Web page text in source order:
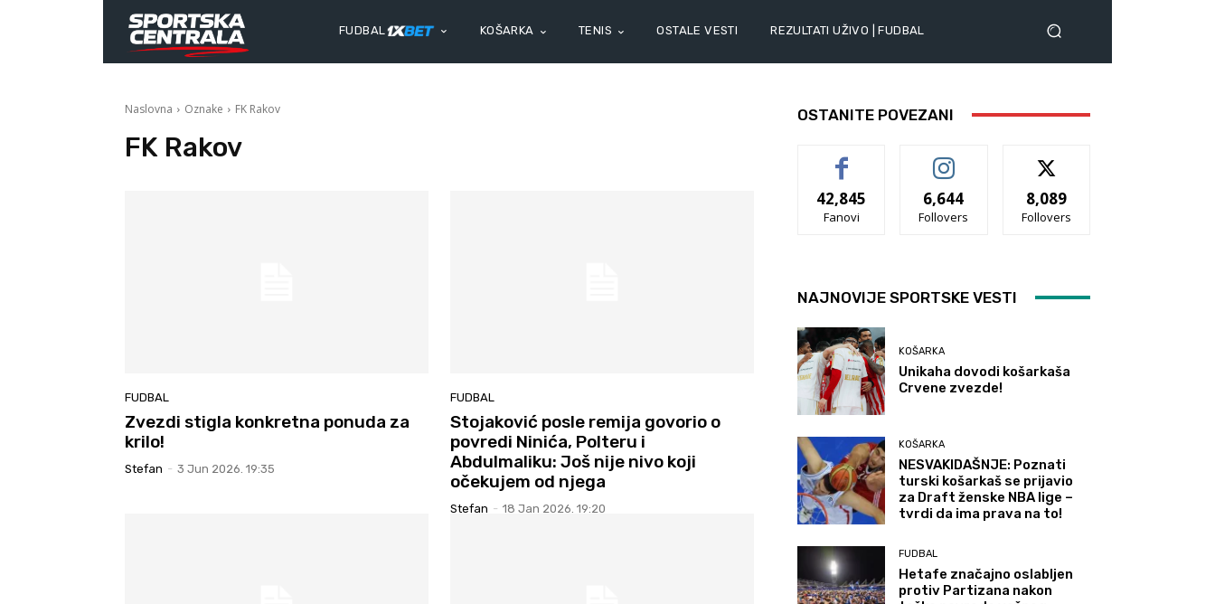
FUDBAL KOŠARKA TENIS OSTALE VESTI REZULTATI UŽIVO | FUDBAL
Naslovna Oznake FK Rakov
FK Rakov
FUDBAL
Zvezdi stigla konkretna ponuda za
krilo!
Stefan - 3 Jun 2026. 19:35
FUDBAL
Stojaković posle remija govorio o
povredi Ninića, Polteru i
Abdulmaliku: Još nije nivo koji
očekujem od njega
Stefan - 18 Jan 2026. 19:20
OSTANITE POVEZANI
42,845
Fanovi
6,644
Follovers
8,089
Follovers
NAJNOVIJE SPORTSKE VESTI
KOŠARKA
Unikaha dovodi košarkaša
Crvene zvezde!
KOŠARKA
NESVAKIDAŠNJE: Poznati
turski košarkaš se prijavio
za Draft ženske NBA lige –
tvrdi da ima prava na to!
FUDBAL
Hetafe značajno oslabljen
protiv Partizana nakon